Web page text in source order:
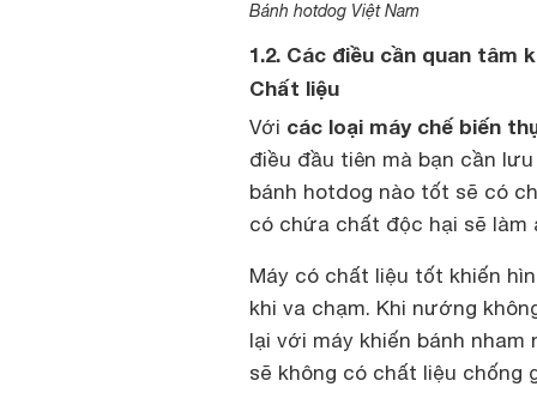
Bánh hotdog Việt Nam
1.2. Các điều cần quan tâm
Chất liệu
Với các loại máy chế biến
điều đầu tiên mà bạn cần
bánh hotdog nào tốt sẽ có
có chứa chất độc hại sẽ
Máy có chất liệu tốt khiến
khi va chạm. Khi nướng
lại với máy khiến bánh
sẽ không có chất liệu